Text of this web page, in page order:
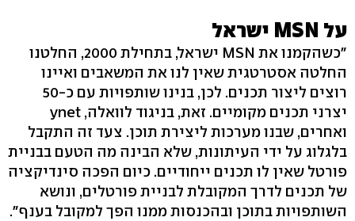
על MSN ישראל
"כשהקמנו את MSN ישראל, בתחילת 2000, החלטנו
החלטה אסטרטגית שאין לנו את המשאבים ואיינו
רוצים ליצור תכנים. לכן, בנינו שותפויות עם כ-50
יצרני תכנים מקומיים. זאת, בניגוד לוואלה, ynet
ואחרים, שבנו מערכות ליצירת תוכן. צעד זה התקבל
בלגלוג על ידי העיתונות, שלא הבינה מה הטעם בבניית
פורטל שאין לו תכנים ייחודיים. כיום הפכה סינדיקציה
של תכנים לדרך המקובלת לבניית פורטלים, ונושא
השותפויות בתוכן ובהכנסות ממנו הפך למקובל בענף".